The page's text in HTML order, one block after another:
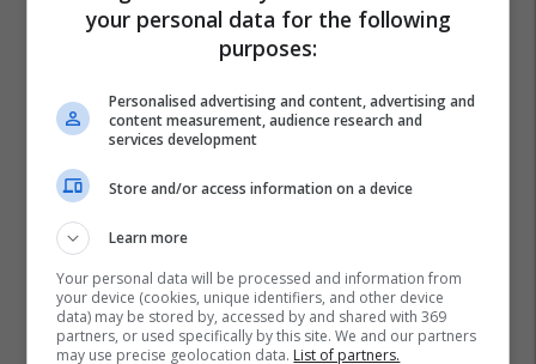
your personal data for the following
purposes:
Personalised advertising and content, advertising and
content measurement, audience research and
services development
Store and/or access information on a device
Learn more
Your personal data will be processed and information from
your device (cookies, unique identifiers, and other device
data) may be stored by, accessed by and shared with 369
partners, or used specifically by this site. We and our partners
may use precise geolocation data. List of partners.